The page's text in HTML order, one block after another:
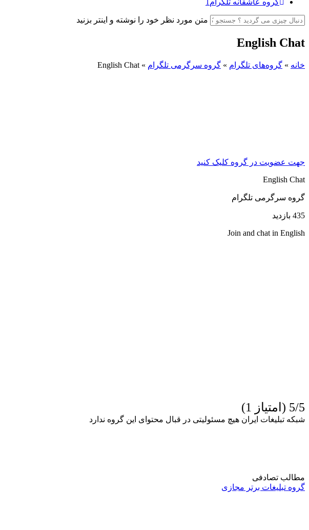
متن مورد نظر خود را نوشته و اینتر بزنید
English Chat
خانه » گروه‌های تلگرام » گروه سرگرمی تلگرام »
English Chat
جهت عضویت در گروه کلیک کنید
English Chat
گروه سرگرمی تلگرام
435 بازدید
Join and chat in English
5/5 (امتیاز 1)
شبکه تبلیغات ایران هیچ مسئولیتی در قبال محتوای این گروه ندارد
مطالب تصادفی
گروه تبلیغات برتر مجازی